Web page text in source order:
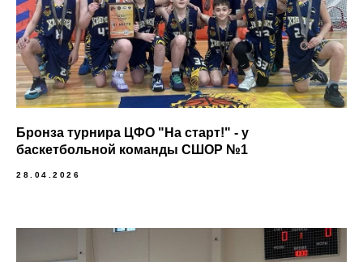
Бронза турнира ЦФО "На старт!" - у
баскетбольной команды СШОР №1
28.04.2026